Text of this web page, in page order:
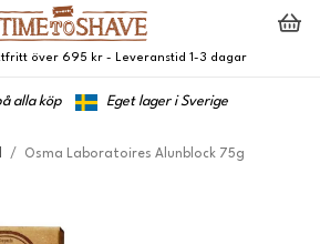
över 695 kr - Leveranstid 1-3 dagar
alla köp Eget lager i Sverige
/ Osma Laboratoires Alunblock 75g